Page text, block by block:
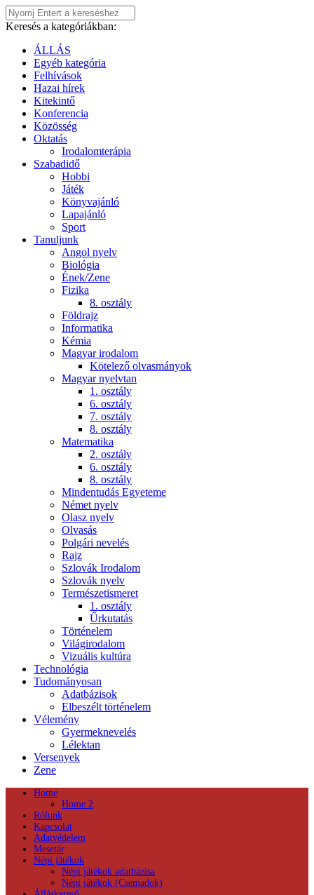
Keresés a kategóriákban:
ÁLLÁS
Egyéb kategória
Felhívások
Hazai hírek
Kitekintő
Konferencia
Közösség
Oktatás
Irodalomterápia
Szabadidő
Hobbi
Játék
Könyvajánló
Lapajánló
Sport
Tanuljunk
Angol nyelv
Biológia
Ének/Zene
Fizika
8. osztály
Földrajz
Informatika
Kémia
Magyar irodalom
Kötelező olvasmányok
Magyar nyelvtan
1. osztály
6. osztály
7. osztály
8. osztály
Matematika
2. osztály
6. osztály
8. osztály
Mindentudás Egyeteme
Német nyelv
Olasz nyelv
Olvasás
Polgári nevelés
Rajz
Szlovák Irodalom
Szlovák nyelv
Természetismeret
1. osztály
Űrkutatás
Történelem
Világirodalom
Vizuális kultúra
Technológia
Tudományosan
Adatbázisok
Elbeszélt történelem
Vélemény
Gyermeknevelés
Lélektan
Versenyek
Zene
Home
Home 2
Rólunk
Kapcsolat
Adatvédelem
Mesetár
Népi játékok
Népi játékok adatbázisa
Népi játékok (Csemadok)